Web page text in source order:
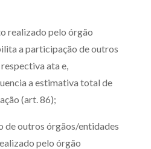
e serviços
Fácil IA
Play
por Escrito
Zênite
realizado pelo órgão
a participação de outros
ata e,
a estimativa total de
(art. 86);
de outros órgãos/entidades
pelo órgão